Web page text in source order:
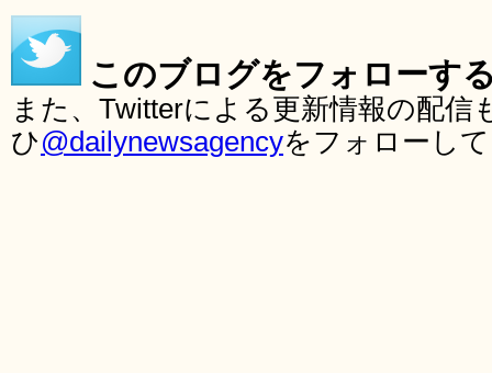
このブログをフォローす
また、Twitterによる更新情報の配
ひ@dailynewsagencyをフォローし